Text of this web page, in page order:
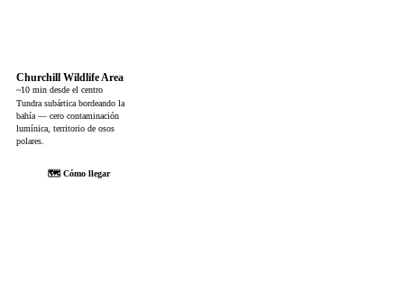
Churchill Wildlife Area
~10 min desde el centro
Tundra subártica bordeando la
bahía — cero contaminación
lumínica, territorio de osos
polares.
🗺 Cómo llegar